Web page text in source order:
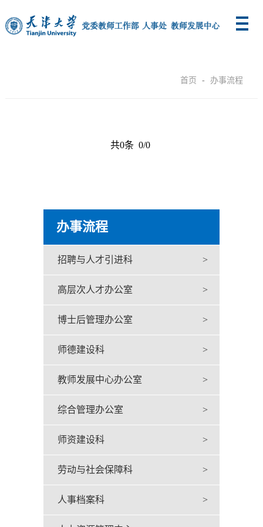
首页 - 办事流程
共0条 0/0
办事流程
招聘与人才引进科 >
高层次人才办公室 >
博士后管理办公室 >
师德建设科 >
教师发展中心办公室 >
综合管理办公室 >
师资建设科 >
劳动与社会保障科 >
人事档案科 >